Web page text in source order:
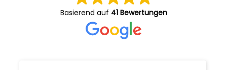
Basierend auf 41 Bewertungen